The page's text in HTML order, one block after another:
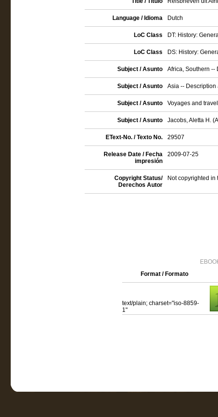
Language / Idioma Dutch
LoC Class DT: History:
LoC Class DS: History:
Subject / Asunto Africa, Southern --
Subject / Asunto Asia -- Description
Subject / Asunto Voyages and
Subject / Asunto Jacobs, Aletta H.
EText-No. / Texto No. 29507
Release Date / Fecha
impresión
2009-07-25
Copyright Status/
Derechos Autor
Not copyrighted in
Format / Formato
text/plain; charset="iso-8859-
1"